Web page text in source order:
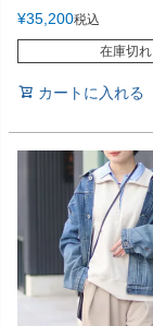
¥35,200税込
在庫切れ
カートに入れる